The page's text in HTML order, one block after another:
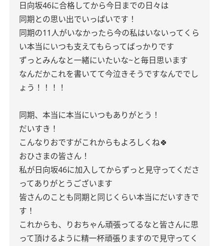
日向坂46に合格してから今日までの日々は
同期との思い出でいっぱいです！
同期の11人がいなかったら今の私はいないってくら
い本当にいつも支えてもらってばっかりです
ずっとみんなと一緒にいたいな~と毎日思います
なんだかこれを書いてて今泣きそうですなんででし
ょう！！！！
同期、本当に本当にいつもありがとう！
だいすき！
こんなりおですがこれからもよろしくね🍀
おひさまの皆さん！
私が日向坂46に加入してからずっと見守ってくださ
ってありがとうございます
皆さんのことも同期と同じくらい本当にだいすきで
す！
これからも、りおちゃん頑張ってるなと皆さんに思
って頂けるように精一杯頑張りますので見守ってく